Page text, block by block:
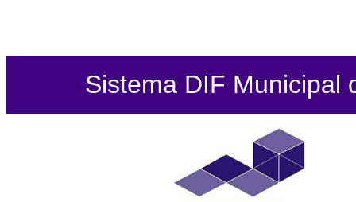
Sistema DIF Municipal